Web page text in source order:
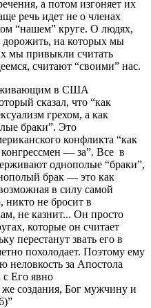
а потом изгоняет их
речь идет не о членах
“нашем” круге. О людях,
на которых мы
мы привыкли считать
считают “своими” нас.
в США
сказал, что “как
грехом, а как
браки”. Это
конфликта “как
конгрессмен — за”. Все в
однополые “браки”,
брак — это как
в силу самой
никто не бросит в
не казнит... Он просто
которые он считает
перестанут звать его в
похолодает. Поэтому ему
неловкость за Апостола
с Его явно
создания, Бог мужчину и